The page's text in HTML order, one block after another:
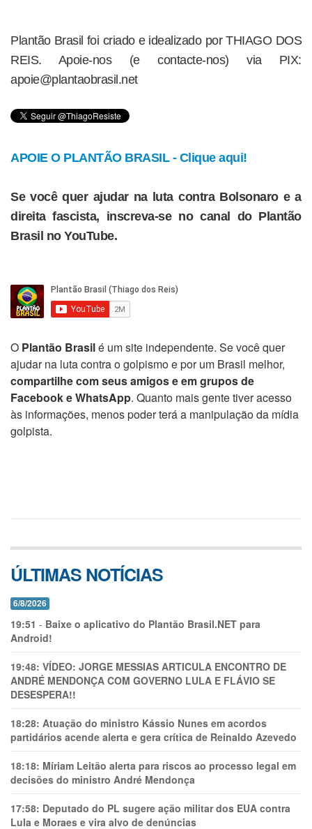
Plantão Brasil foi criado e idealizado por THIAGO DOS
REIS. Apoie-nos (e contacte-nos) via PIX:
apoie@plantaobrasil.net
APOIE O PLANTÃO BRASIL - Clique aqui!
Se você quer ajudar na luta contra Bolsonaro e a
direita fascista, inscreva-se no canal do Plantão
Brasil no YouTube.
O Plantão Brasilé um site independente. Se você quer
ajudar na luta contra o golpismo e por um Brasil melhor,
compartilhe com seus amigos e em grupos de
Facebook e WhatsApp. Quanto mais gente tiver acesso
às informações, menos poder terá a manipulação da mídia
golpista.
ÚLTIMAS NOTÍCIAS
6/8/2026
19:51 - Baixe o aplicativo do Plantão Brasil.NET para
Android!
19:48: VÍDEO: JORGE MESSIAS ARTICULA ENCONTRO DE
ANDRÉ MENDONÇA COM GOVERNO LULA E FLÁVIO SE
DESESPERA!!
18:28: Atuação do ministro Kássio Nunes em acordos
partidários acende alerta e gera crítica de Reinaldo Azevedo
18:18: Míriam Leitão alerta para riscos ao processo legal em
decisões do ministro André Mendonça
17:58: Deputado do PL sugere ação militar dos EUA contra
Lula e Moraes e vira alvo de denúncias